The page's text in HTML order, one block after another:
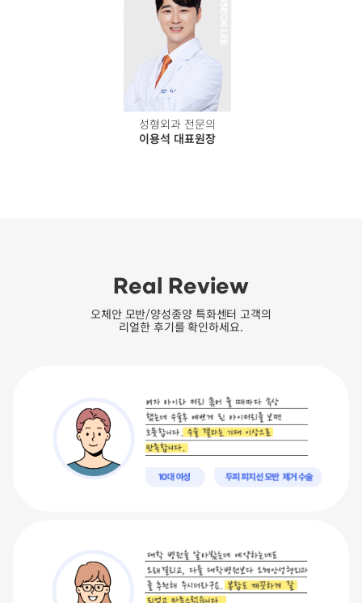
성형외과 전문의
이용석 대표원장
Real Review
오체안 모반/양성종양 특화센터 고객의
리얼한 후기를 확인하세요.